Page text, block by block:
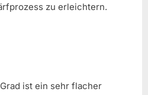
zu erleichtern.
ist ein sehr flacher